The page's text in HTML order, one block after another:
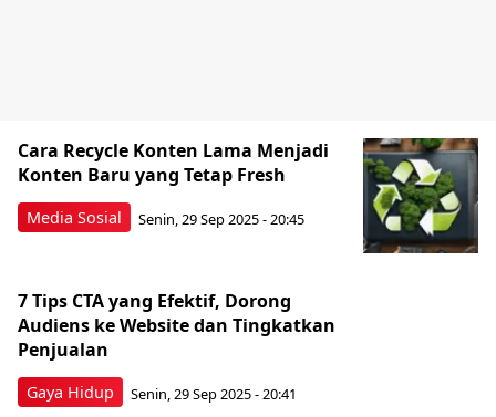
Media Sosial
Cara Recycle Konten Lama Menjadi
Konten Baru yang Tetap Fresh
Senin, 29 Sep 2025 - 20:45
Gaya Hidup
7 Tips CTA yang Efektif, Dorong
Audiens ke Website dan Tingkatkan
Penjualan
Senin, 29 Sep 2025 - 20:41